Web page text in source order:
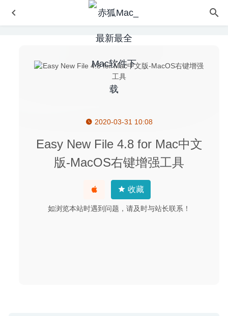
2020-03-31 10:08
Easy New File 4.8 for Mac中文
版-MacOS右键增强工具
收藏
如浏览本站时遇到问题，请及时与站长联系！
Athentech Perfectly Clear Complete 3.10.0.1842 – 图像磨
Duplicate File Remover Pro 5.8.1 – 重复文件查找及清理软
2020-07-10
RightFont 5.8.3 for Mac- 专业的字体管理器
Unclutter 2.1.22d 中文版-剪贴板/文件暂存/笔记三合一工具
2020-05-08